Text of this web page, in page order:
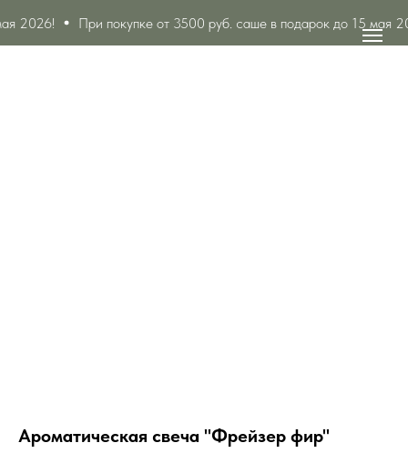
2026! При покупке от 3500 руб. саше в подарок до 15 мая
Ароматическая свеча "Фрейзер фир"